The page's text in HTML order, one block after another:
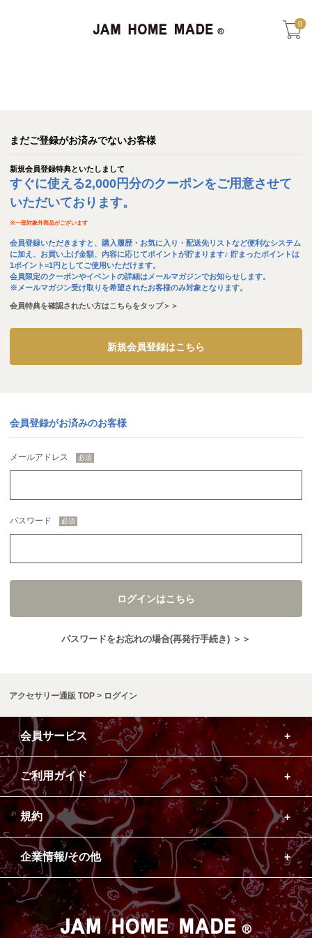
0
まだご登録がお済みでないお客様
新規会員登録特典といたしまして
すぐに使える2,000円分のクーポンをご用意させて
いただいております。
※一部対象外商品がございます
会員登録いただきますと、購入履歴・お気に入り・配送先リストなど便利なシステム
に加え、お買い上げ金額、内容に応じてポイントが貯まります♪ 貯まったポイントは
1ポイント=1円としてご使用いただけます。
会員限定のクーポンやイベントの詳細はメールマガジンでお知らせします。
※メールマガジン受け取りを希望されたお客様のみ対象となります。
会員特典を確認されたい方はこちらをタップ＞＞
新規会員登録はこちら
会員登録がお済みのお客様
メールアドレス
パスワード
ログインはこちら
パスワードをお忘れの場合(再発行手続き) ＞＞
アクセサリー通販 TOP ログイン
会員サービス
ご利用ガイド
規約
企業情報/その他